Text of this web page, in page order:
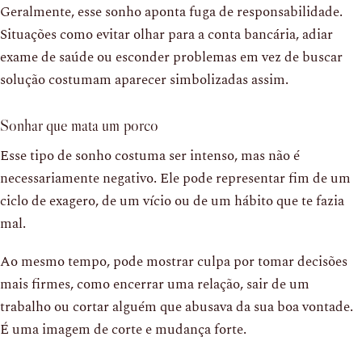
Geralmente, esse sonho aponta fuga de responsabilidade.
Situações como evitar olhar para a conta bancária, adiar
exame de saúde ou esconder problemas em vez de buscar
solução costumam aparecer simbolizadas assim.
Sonhar que mata um porco
Esse tipo de sonho costuma ser intenso, mas não é
necessariamente negativo. Ele pode representar fim de um
ciclo de exagero, de um vício ou de um hábito que te fazia
mal.
Ao mesmo tempo, pode mostrar culpa por tomar decisões
mais firmes, como encerrar uma relação, sair de um
trabalho ou cortar alguém que abusava da sua boa vontade.
É uma imagem de corte e mudança forte.